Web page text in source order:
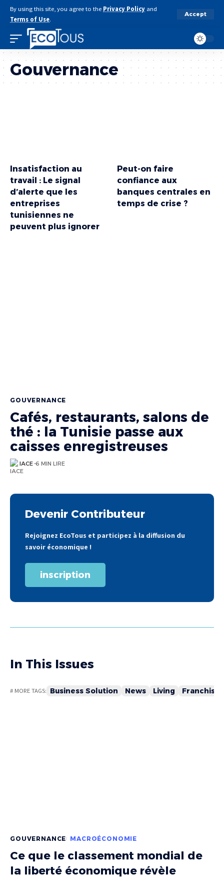
By using this site, you agree to the Privacy Policy and
Terms of Use.
Accept
Gouvernance
Insatisfaction au
travail : Le signal
d’alerte que les
entreprises
tunisiennes ne
peuvent plus ignorer
Peut-on faire
confiance aux
banques centrales en
temps de crise ?
GOUVERNANCE
Cafés, restaurants, salons de
thé : la Tunisie passe aux
caisses enregistreuses
IACE 6 MIN LIRE
Devenir Contributeur
Rejoignez EcoTous et participez à la diffusion du
savoir économique !
inscription
In This Issues
# MORE TAGS: Business Solution News Living Franchise
GOUVERNANCE MACROÉCONOMIE
Ce que le classement mondial de
la liberté économique révèle